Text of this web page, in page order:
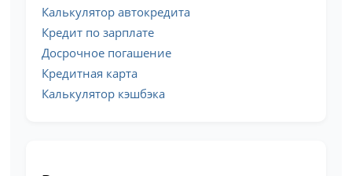
Калькулятор автокредита
Кредит по зарплате
Досрочное погашение
Кредитная карта
Калькулятор кэшбэка